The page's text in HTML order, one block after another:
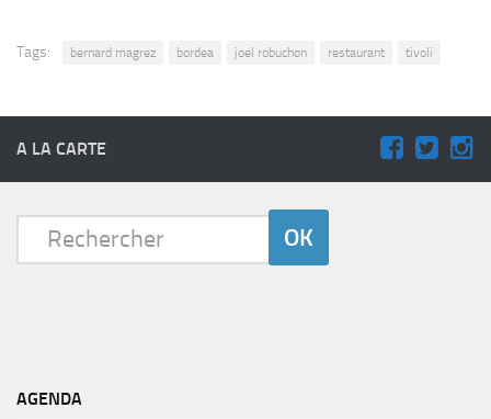
Tags: bernard magrez bordea joel robuchon restaurant tivoli
A LA CARTE
AGENDA